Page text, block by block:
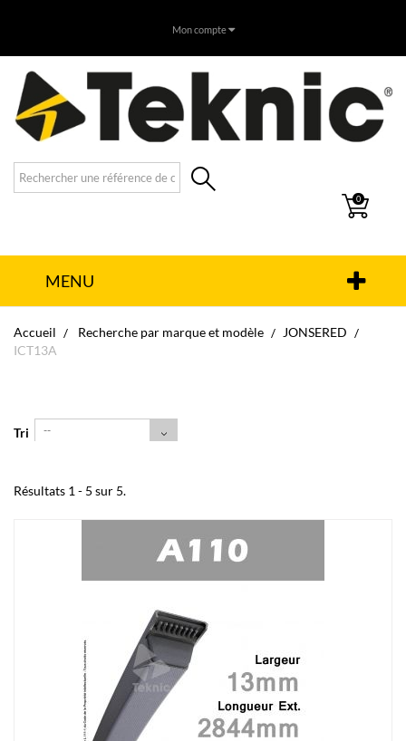
Mon compte
0
MENU
Accueil Recherche par marque et modèle
JONSERED
ICT13A
Tri --
Résultats 1 - 5 sur 5.